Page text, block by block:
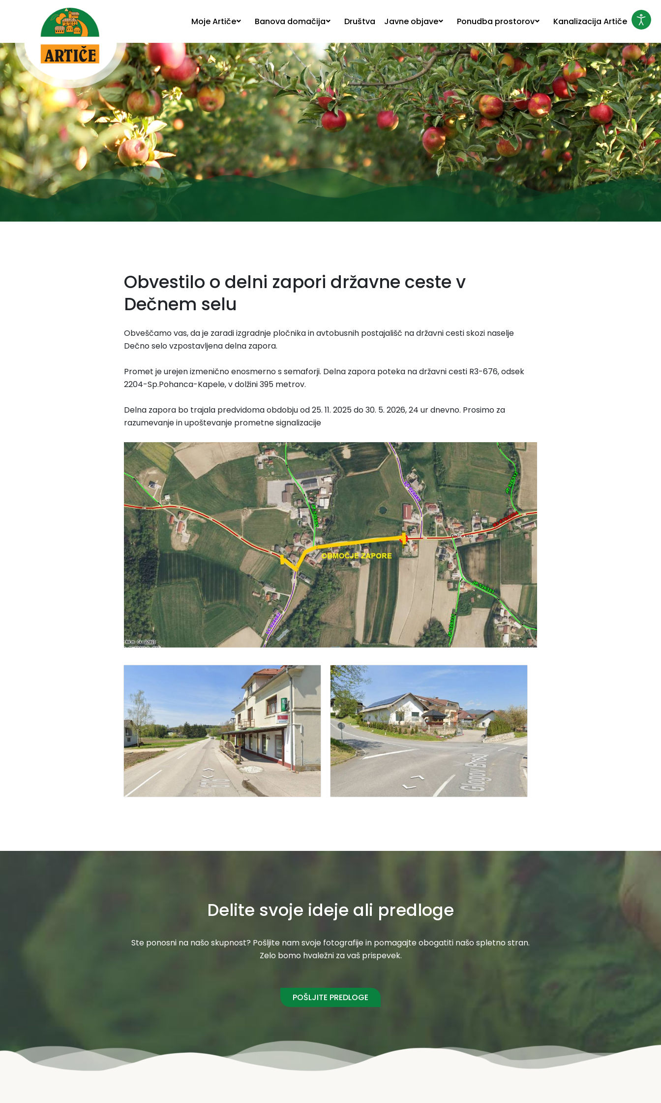
Moje Artiče Banova domačija Društva Javne objave Ponudba prostorov Kanalizacija Artiče
Obvestilo o delni zapori državne ceste v
Dečnem selu
Obveščamo vas, da je zaradi izgradnje pločnika in avtobusnih postajališč na državni cesti skozi naselje
Dečno selo vzpostavljena delna zapora.
Promet je urejen izmenično enosmerno s semaforji. Delna zapora poteka na državni cesti R3-676, odsek
2204-Sp.Pohanca-Kapele, v dolžini 395 metrov.
Delna zapora bo trajala predvidoma obdobju od 25. 11. 2025 do 30. 5. 2026, 24 ur dnevno. Prosimo za
razumevanje in upoštevanje prometne signalizacije
Delite svoje ideje ali predloge
Ste ponosni na našo skupnost? Pošljite nam svoje fotografije in pomagajte obogatiti našo spletno stran.
Zelo bomo hvaležni za vaš prispevek.
POŠLJITE PREDLOGE